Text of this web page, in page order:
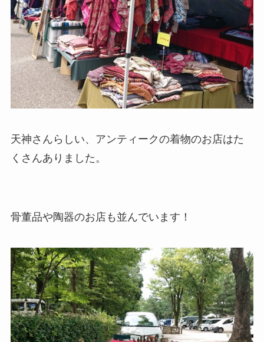
天神さんらしい、アンティークの着物のお店はた
くさんありました。
骨董品や陶器のお店も並んでいます！